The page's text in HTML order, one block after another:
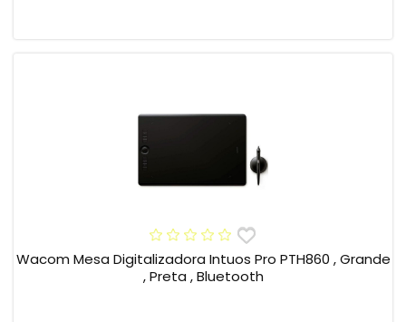
Wacom Mesa Digitalizadora Intuos Pro PTH860 , Grande
, Preta , Bluetooth